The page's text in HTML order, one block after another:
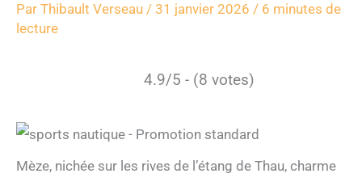
Par Thibault Verseau / 31 janvier 2026 / 6 minutes de
lecture
4.9/5 - (8 votes)
Mèze, nichée sur les rives de l’étang de Thau, charme